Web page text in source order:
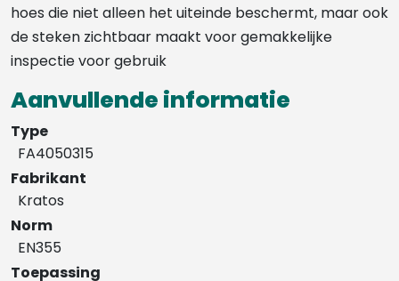
hoes die niet alleen het uiteinde beschermt, maar ook
de steken zichtbaar maakt voor gemakkelijke
inspectie voor gebruik
Aanvullende informatie
Type
FA4050315
Fabrikant
Kratos
Norm
EN355
Toepassing